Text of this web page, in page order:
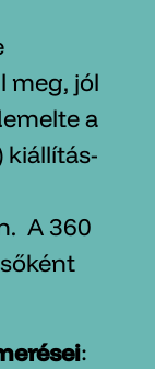
meg, jól
a
kiállítás-
A 360
: